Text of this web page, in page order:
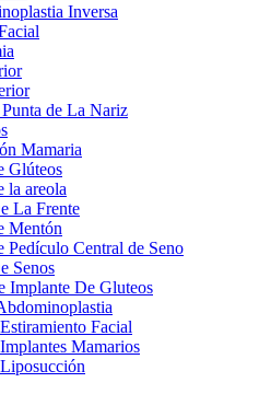
Inversa
de La Nariz
Mamaria
Glúteos
la areola
La Frente
Mentón
Pedículo Central de Seno
Senos
Implante De Gluteos
Facial
Mamarios